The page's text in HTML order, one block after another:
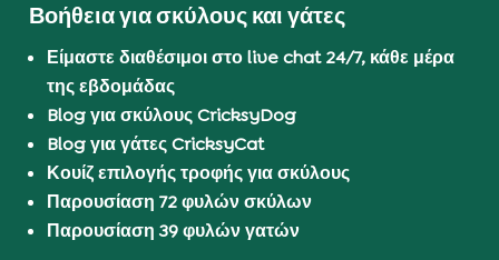
Βοήθεια για σκύλους και γάτες
Είμαστε διαθέσιμοι στο live chat 24/7, κάθε μέρα
της εβδομάδας
Blog για σκύλους CricksyDog
Blog για γάτες CricksyCat
Κουίζ επιλογής τροφής για σκύλους
Παρουσίαση 72 φυλών σκύλων
Παρουσίαση 39 φυλών γατών